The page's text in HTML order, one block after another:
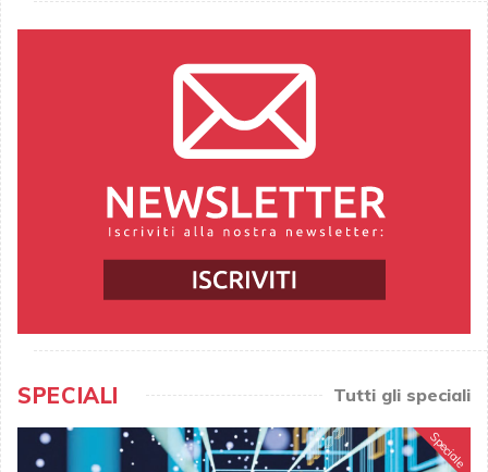
SPECIALI Tutti gli speciali
Speciale